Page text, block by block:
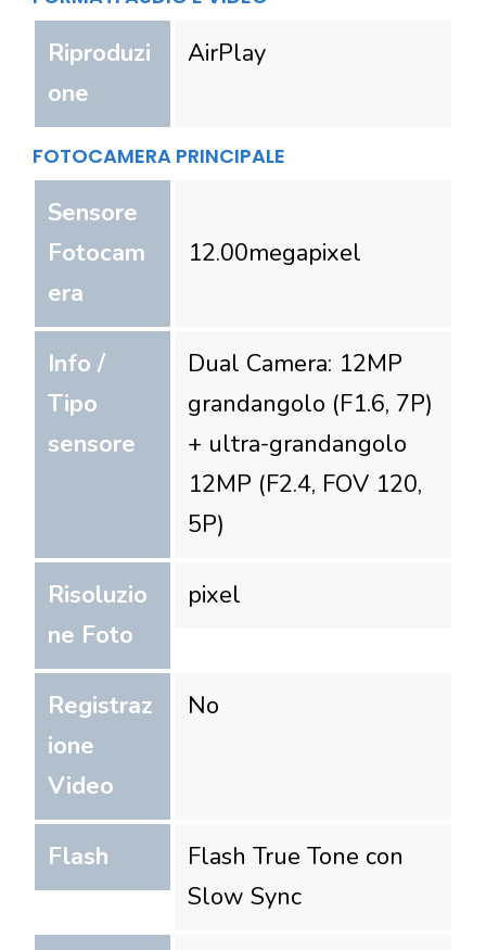
Riproduzi
one
AirPlay
FOTOCAMERA PRINCIPALE
Sensore
Fotocam
era
12.00megapixel
Info /
Tipo
sensore
Dual Camera: 12MP
grandangolo (F1.6, 7P)
+ ultra-grandangolo
12MP (F2.4, FOV 120,
5P)
Risoluzio
ne Foto
pixel
Registraz
ione
Video
No
Flash
Flash True Tone con
Slow Sync